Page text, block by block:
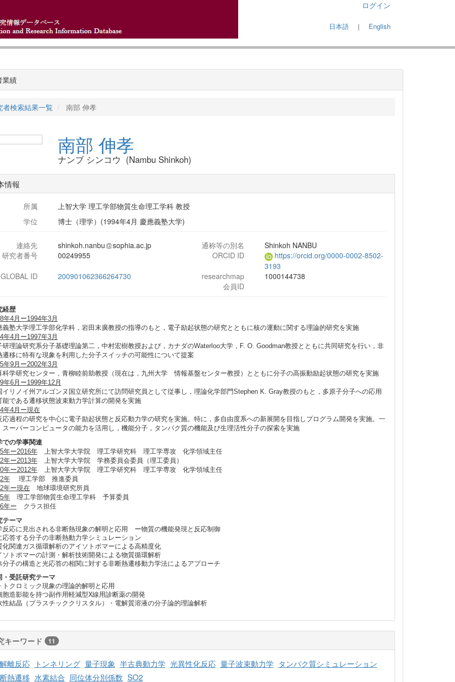
ログイン
日本語 ｜ English
業績
者検索結果一覧 南部 伸孝
南部 伸孝
ナンブ シンコウ (Nambu Shinkoh)
情報
所属
上智大学 理工学部物質生命理工学科 教授
学位
博士（理学）(1994年4月 慶應義塾大学)
連絡先 shinkoh.nanbu sophia.ac.jp 通称等の別名
Shinkoh NANBU
研究者番号
00249955 ORCID ID
https://orcid.org/0000-0002-8502-
3193
ID
200901062366264730
researchmap
会員ID
1000144738
経歴
年4月ー1994年3月
義塾大学理工学部化学科，岩田末廣教授の指導のもと，電子励起状態の研究とともに核の運動に関する理論的研究を実施
年4月ー1997年3月
研理論研究系分子基礎理論第二，中村宏樹教授および，カナダのWaterloo大学，F. O. Goodman教授とともに共同研究を行い，非
遷移に特有な現象を利用した分子スイッチの可能性について提案
年9月ー2002年3月
科学研究センター，青柳睦前助教授（現在は，九州大学 情報基盤センター教授）とともに分子の高振動励起状態の研究を実施
年6月ー1999年12月
イリノイ州アルゴンヌ国立研究所にて訪問研究員として従事し，理論化学部門Stephen K. Gray教授のもと，多原子分子への応用
能である遷移状態波束動力学計算の開発を実施
年4月ー現在
応過程の研究を中心に電子励起状態と反応動力学の研究を実施。特に，多自由度系への新展開を目指しプログラム開発を実施。一
スーパーコンピュータの能力を活用し，機能分子，タンパク質の機能及び生理活性分子の探索を実施
での学事関連
年ー2016年上智大学大学院 理工学研究科 理工学専攻 化学領域主任
年ー2013年上智大学大学院 学務委員会委員（理工委員）
年ー2012年上智大学大学院 理工学研究科 理工学専攻 化学領域主任
年理工学部 推進委員
年ー現在地球環境研究所員
年理工学部物質生命理工学科 予算委員
年ー クラス担任
テーマ
反応に見出される非断熱現象の解明と応用 ー物質の機能発現と反応制御
応答する分子の非断熱動力学シミュレーション
化関連ガス循環解析のアイソトポマーによる高精度化
ソトポマーの計測・解析技術開発による物質循環解析
分子の構造と光応答の相関に対する非断熱遷移動力学法によるアプローチ
・受託研究テーマ
トクロミック現象の理論的解明と応用
胞造影能を持つ副作用軽減型X線用診断薬の開発
性結晶（プラスチッククリスタル）・電解質溶液の分子論的理論解析
キーワード 11
離反応 トンネリング 量子現象 半古典動力学 光異性化反応 量子波束動力学 タンパク質シミュレーション
熱遷移 水素結合 同位体分別係数 SO2